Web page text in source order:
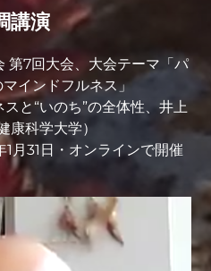
講演
第7回大会、大会テーマ「パ
インドフルネス」
と“いのち”の全体性、井上
康科学大学）
月31日・オンラインで開催